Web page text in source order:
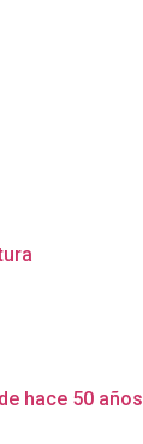
hace 50 años